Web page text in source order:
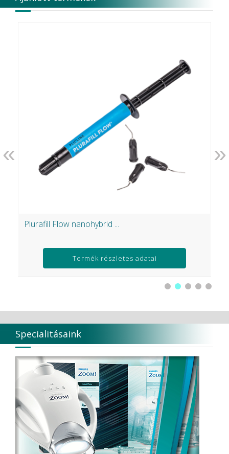
Plurafill Flow nanohybrid ...
Termék részletes adatai
« »
Specialitásaink